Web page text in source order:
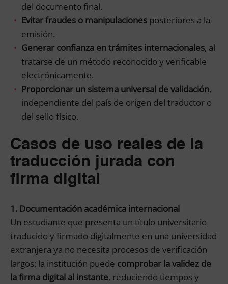
del documento final.
Evitar fraudes o manipulaciones posteriores a la
emisión.
Generar confianza en trámites internacionales, al
tratarse de un método reconocido y verificable
electrónicamente.
Proporcionar un sistema universal de validación,
independiente del país de origen del traductor o
del sello físico.
Casos de uso reales de la
traducción jurada con
firma digital
1. Documentación académica internacional
Un estudiante que presenta un título universitario
traducido y firmado digitalmente en una universidad
extranjera ya no necesita procesos de verificación
largos: la institución puede comprobar la validez de
la firma digital al instante, reduciendo tiempos y